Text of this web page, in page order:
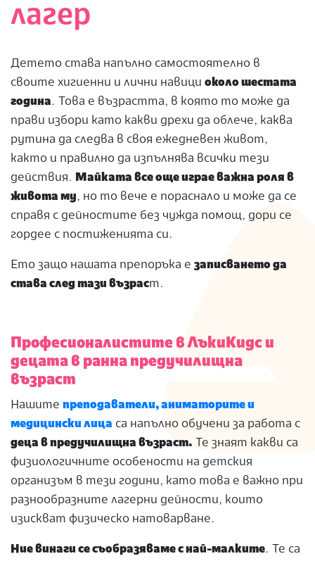
лагер
Детето става напълно самостоятелно в
своите хигиенни и лични навици около шестата
година. Това е възрастта, в която то може да
прави избори като какви дрехи да облече, каква
рутина да следва в своя ежедневен живот,
както и правилно да изпълнява всички тези
действия. Майката все още играе важна роля в
живота му, но то вече е пораснало и може да се
справя с дейностите без чужда помощ, дори се
гордее с постиженията си.
Ето защо нашата препоръка е записването да
става след тази възраст.
Професионалистите в ЛъкиКидс и
децата в ранна предучилищна
възраст
Нашите преподаватели, аниматорите и
медицински лица са напълно обучени за работа с
деца в предучилищна възраст. Те знаят какви са
физиологичните особености на детския
организъм в тези години, като това е важно при
разнообразните лагерни дейности, които
изискват физическо натоварване.
Ние винаги се съобразяваме с най-малките. Те са